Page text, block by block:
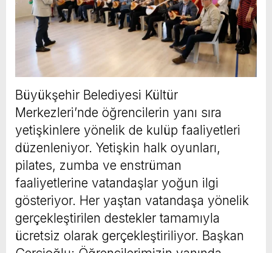
Büyükşehir Belediyesi Kültür
Merkezleri’nde öğrencilerin yanı sıra
yetişkinlere yönelik de kulüp faaliyetleri
düzenleniyor. Yetişkin halk oyunları,
pilates, zumba ve enstrüman
faaliyetlerine vatandaşlar yoğun ilgi
gösteriyor. Her yaştan vatandaşa yönelik
gerçekleştirilen destekler tamamıyla
ücretsiz olarak gerçekleştiriliyor. Başkan